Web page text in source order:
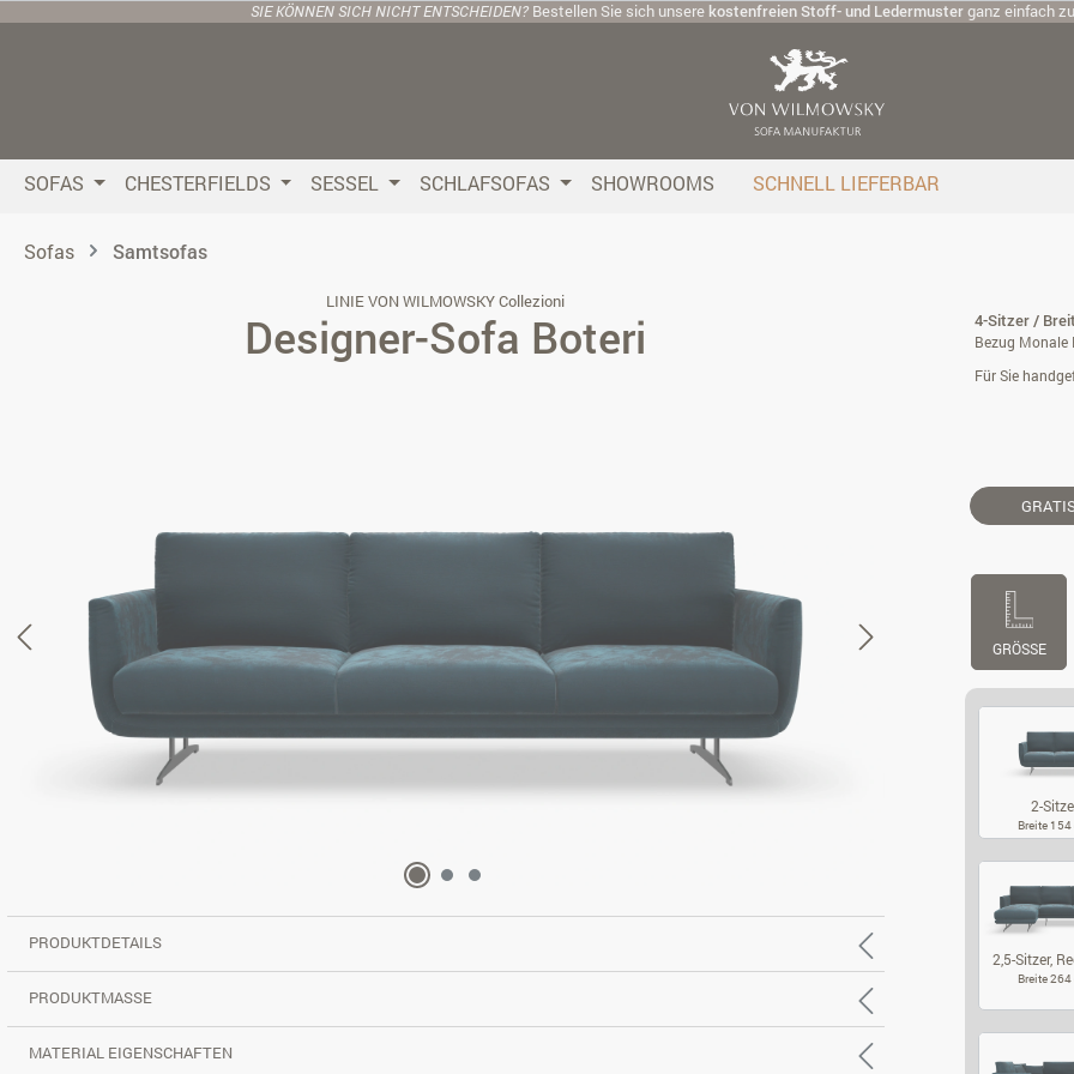
Hauptinhalt springen
Zur Suche springen
Zur Hauptnavigation springen
SIE KÖNNEN SICH NICHT ENTSCHEIDEN? Bestellen Sie sich unsere kostenfreien Stoff- und Ledermusterganz einfach
SOFAS CHESTERFIELDS SESSEL SCHLAFSOFAS SHOWROOMS SCHNELL LIEFERBAR
Sofas Samtsofas
LINIE VON WILMOWSKY Collezioni
Designer-Sofa Boteri 4-Sitzer /
Bezug Monale
Für Sie
GRÖSSE
2-
Breite 154
2,5-Sitzer,
Breite 264
PRODUKTDETAILS
PRODUKTMASSE
MATERIAL EIGENSCHAFTEN